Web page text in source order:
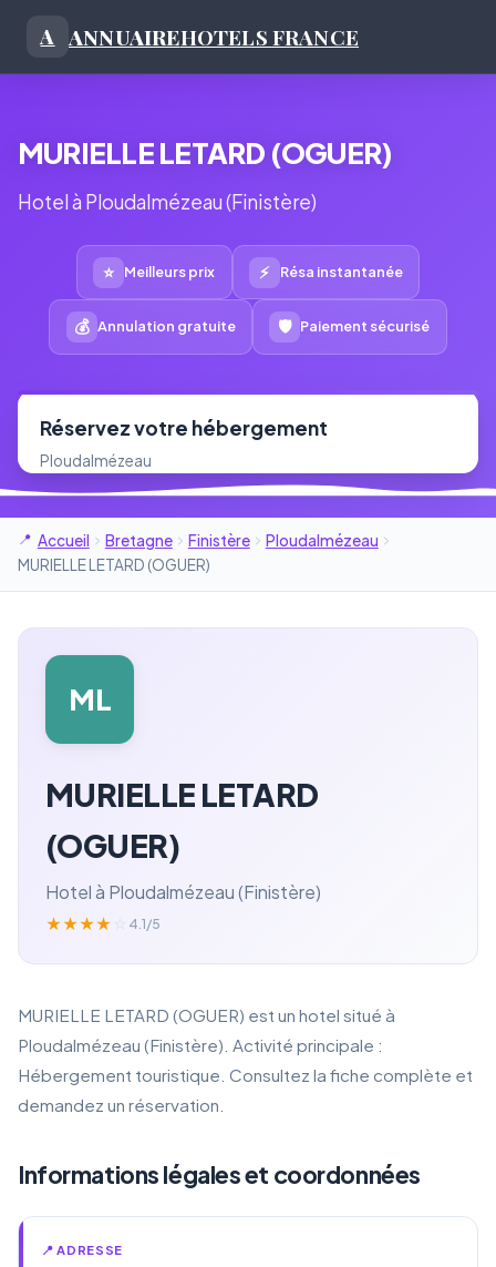
A ANNUAIREHOTELS FRANCE
MURIELLE LETARD (OGUER)
Hotel à Ploudalmézeau (Finistère)
⭐ Meilleurs prix ⚡ Résa instantanée
💰 Annulation gratuite 🛡 Paiement sécurisé
Réservez votre hébergement
Ploudalmézeau
Accueil Bretagne Finistère
Ploudalmézeau
MURIELLE LETARD (OGUER)
ML
MURIELLE LETARD
(OGUER)
Hotel à Ploudalmézeau (Finistère)
★★★★ 4.1/5
MURIELLE LETARD (OGUER) est un hotel situé à
Ploudalmézeau (Finistère). Activité principale :
Hébergement touristique. Consultez la fiche complète et
demandez un réservation.
Informations légales et coordonnées
📍 ADRESSE